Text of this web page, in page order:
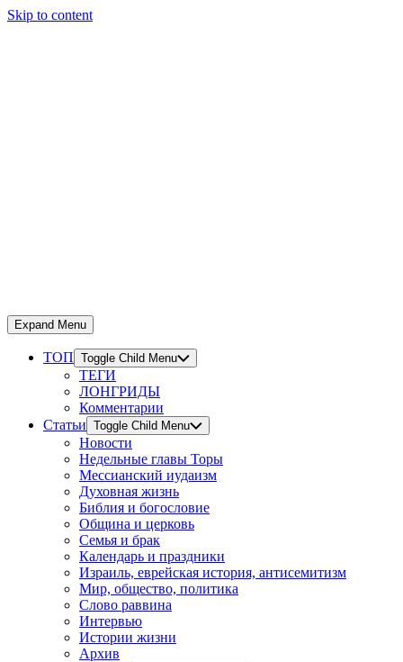
Skip to content
Expand Menu
ТОП Toggle Child Menu
ТЕГИ
ЛОНГРИДЫ
Комментарии
Статьи Toggle Child Menu
Новости
Недельные главы Торы
Мессианский иудаизм
Духовная жизнь
Библия и богословие
Община и церковь
Семья и брак
Календарь и праздники
Израиль, еврейская история, антисемитизм
Мир, общество, политика
Слово раввина
Интервью
Истории жизни
Архив